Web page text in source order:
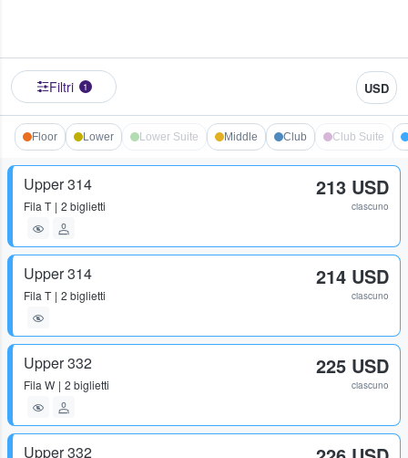
Filtri 1 USD
Floor Lower Lower Suite Middle Club Club Suite
Upper 314
Fila T 2 biglietti
213 USD
ciascuno
Upper 314
Fila T 2 biglietti
214 USD
ciascuno
Upper 332
Fila W 2 biglietti
225 USD
ciascuno
Upper 332